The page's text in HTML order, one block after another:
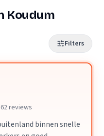
Koudum
Filters
62 reviews
binnen snelle